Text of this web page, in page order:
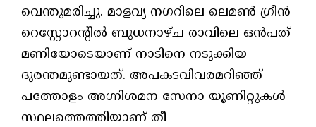
വെന്തുമരിച്ചു. മാളവ്യ നഗറിലെ ലെമൺ ഗ്രീൻ
റെസ്റ്റോറന്റിൽ ബുധനാഴ്ച രാവിലെ ഒൻപത്
മണിയോടെയാണ് നാടിനെ നടുക്കിയ
ദുരന്തമുണ്ടായത്. അപകടവിവരമറിഞ്ഞ്
പത്തോളം അഗ്നിശമന സേനാ യൂണിറ്റുകൾ
സ്ഥലത്തെത്തിയാണ് തീ